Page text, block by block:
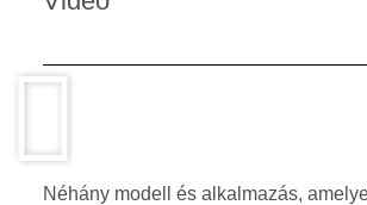
Néhány modell és alkalmazás,